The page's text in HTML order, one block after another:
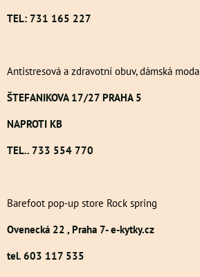
TEL: 731 165 227
Antistresová a zdravotní obuv, dámská moda
ŠTEFANIKOVA 17/27 PRAHA 5
NAPROTI KB
TEL.. 733 554 770
Barefoot pop-up store Rock spring
Ovenecká 22 , Praha 7- e-kytky.cz
tel. 603 117 535